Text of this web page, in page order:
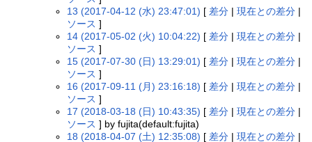
13 (2017-04-12 (水) 23:47:01) [ 差分 |現在との差分 |
ソース ]
14 (2017-05-02 (火) 10:04:22) [ 差分 |現在との差分 |
ソース ]
15 (2017-07-30 (日) 13:29:01) [ 差分 |現在との差分 |
ソース ]
16 (2017-09-11 (月) 23:16:18) [ 差分 |現在との差分 |
ソース ]
17 (2018-03-18 (日) 10:43:35) [ 差分 |現在との差分 |
ソース ] by fujita(default:fujita)
18 (2018-04-07 (土) 12:35:08) [ 差分 |現在との差分 |